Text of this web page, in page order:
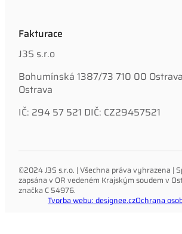
Fakturace
J3S s.r.o
Bohumínská 1387/73 710 00
Ostrava
IČ: 294 57 521 DIČ: CZ29457521
©2024 J3S s.r.o. | Všechna práva vyhrazena |
zapsána v OR vedeném Krajským soudem v
značka C 54976.
Tvorba webu: designee.czOchrana